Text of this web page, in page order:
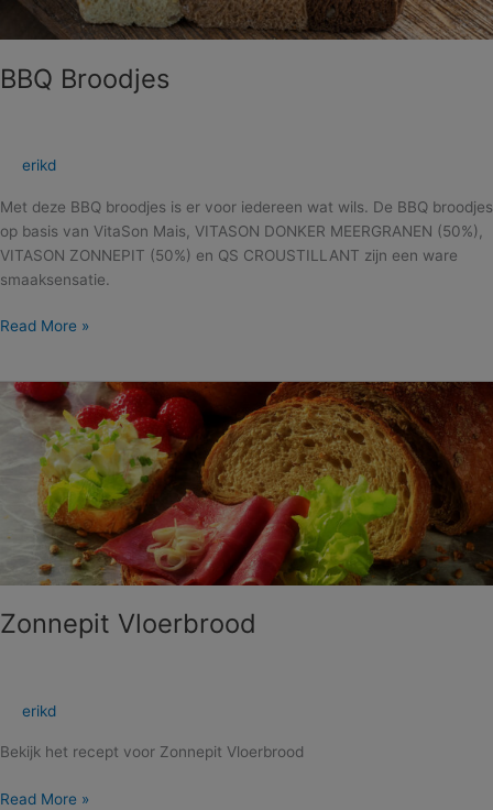
BBQ Broodjes
erikd
Met deze BBQ broodjes is er voor iedereen wat wils. De BBQ broodjes
op basis van VitaSon Mais, VITASON DONKER MEERGRANEN (50%),
VITASON ZONNEPIT (50%) en QS CROUSTILLANT zijn een ware
smaaksensatie.
Read More »
Zonnepit Vloerbrood
erikd
Bekijk het recept voor Zonnepit Vloerbrood
Zonnepit
Vloerbrood
Read More »